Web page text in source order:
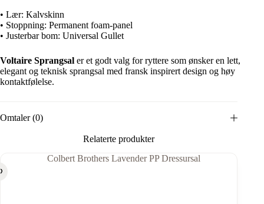
• Lær: Kalvskinn
• Stoppning: Permanent foam-panel
• Justerbar bom: Universal Gullet
Voltaire Sprangsal er et godt valg for ryttere som ønsker en lett,
elegant og teknisk sprangsal med fransk inspirert design og høy
kontaktfølelse.
Omtaler (0)
Relaterte produkter